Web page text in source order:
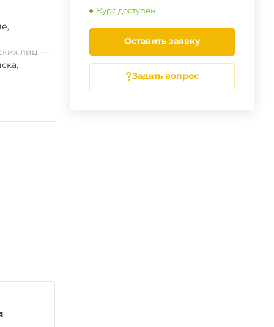
Курс доступен
Оставить заявку
Задать вопрос
,
лиц
,